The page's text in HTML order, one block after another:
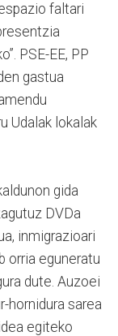
faltari
PSE-EE, PP
gastua
Udalak lokalak
gida
DVDa
inmigrazioari
orria eguneratu
dute. Auzoei
hornidura sarea
egiteko